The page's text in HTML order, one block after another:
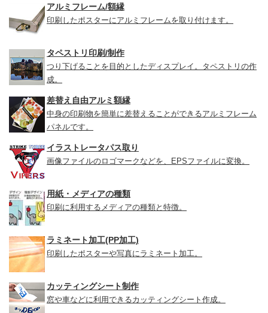
アルミフレーム/額縁
印刷したポスターにアルミフレームを取り付けます。
タペストリ印刷/制作
つり下げることを目的としたディスプレイ。タペストリの作
成。
差替え自由アルミ額縁
中身の印刷物を簡単に差替えることができるアルミフレーム
パネルです。
イラストレータパス取り
画像ファイルのロゴマークなどを、EPSファイルに変換。
用紙・メディアの種類
印刷に利用するメディアの種類と特徴。
ラミネート加工(PP加工)
印刷したポスターや写真にラミネート加工。
カッティングシート制作
窓や車などに利用できるカッティングシート作成。